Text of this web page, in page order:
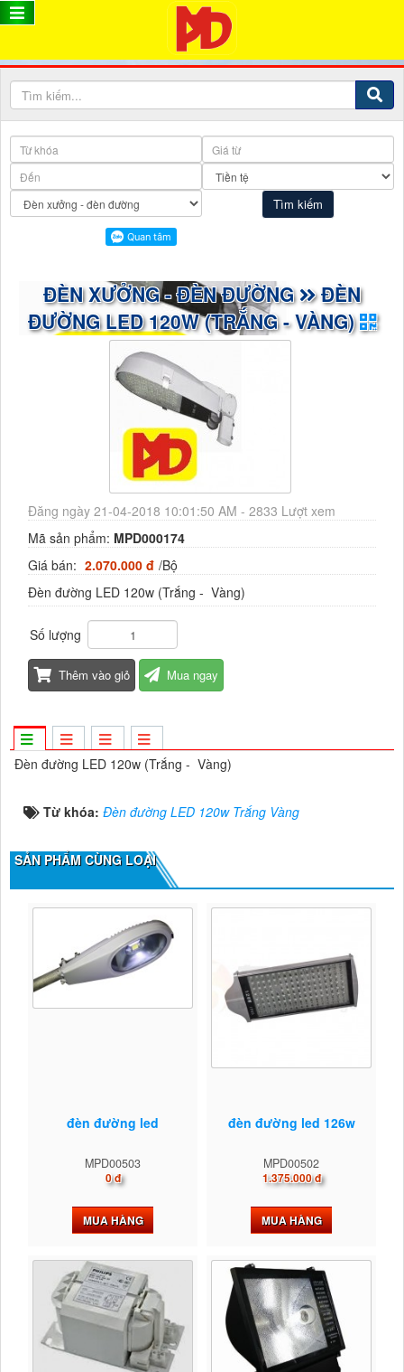
ĐÈN XƯỞNG - ĐÈN ĐƯỜNG
ĐÈN
ĐƯỜNG LED 120W (TRẮNG - VÀNG)
Đăng ngày 21-04-2018 10:01:50 AM - 2833 Lượt xem
Mã sản phẩm: MPD000174
Giá bán: 2.070.000 đ /Bộ
Đèn đường LED 120w (Trắng - Vàng)
Số lượng
Thêm vào giỏ Mua ngay
Đèn đường LED 120w (Trắng - Vàng)
Từ khóa: Đèn đường LED 120w Trắng Vàng
SẢN PHẨM CÙNG LOẠI
đèn đường led
MPD00503
0 đ
MUA HÀNG
đèn đường led 126w
MPD00502
1.375.000 đ
MUA HÀNG